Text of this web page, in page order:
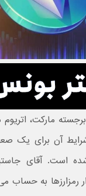
برجسته مارکت،
شده است. آقای
رمزارزها به حساب